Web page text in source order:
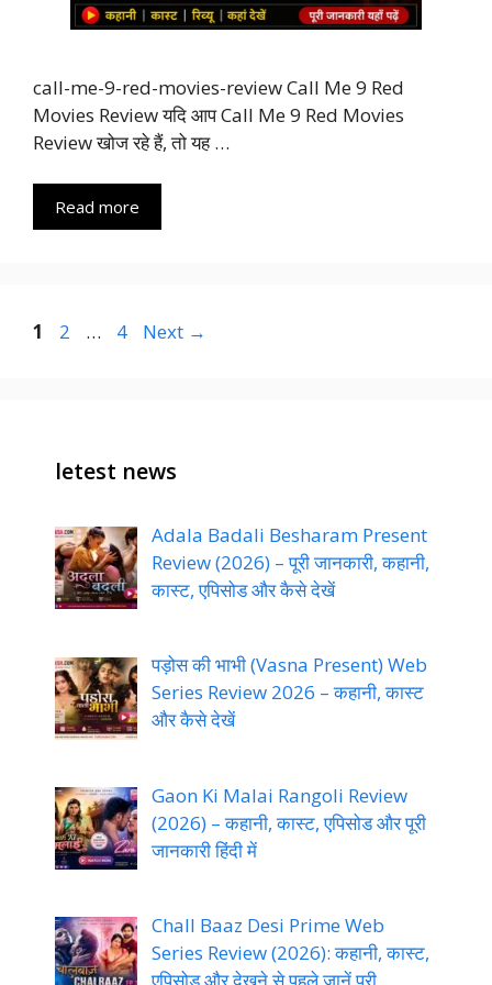
call-me-9-red-movies-review Call Me 9 Red
Movies Review यदि आप Call Me 9 Red Movies
Review खोज रहे हैं, तो यह …
Read more
Page
1 Page
2 … Page
4 Next →
letest news
Adala Badali Besharam Present
Review (2026) – पूरी जानकारी, कहानी,
कास्ट, एपिसोड और कैसे देखें
पड़ोस की भाभी (Vasna Present) Web
Series Review 2026 – कहानी, कास्ट
और कैसे देखें
Gaon Ki Malai Rangoli Review
(2026) – कहानी, कास्ट, एपिसोड और पूरी
जानकारी हिंदी में
Chall Baaz Desi Prime Web
Series Review (2026): कहानी, कास्ट,